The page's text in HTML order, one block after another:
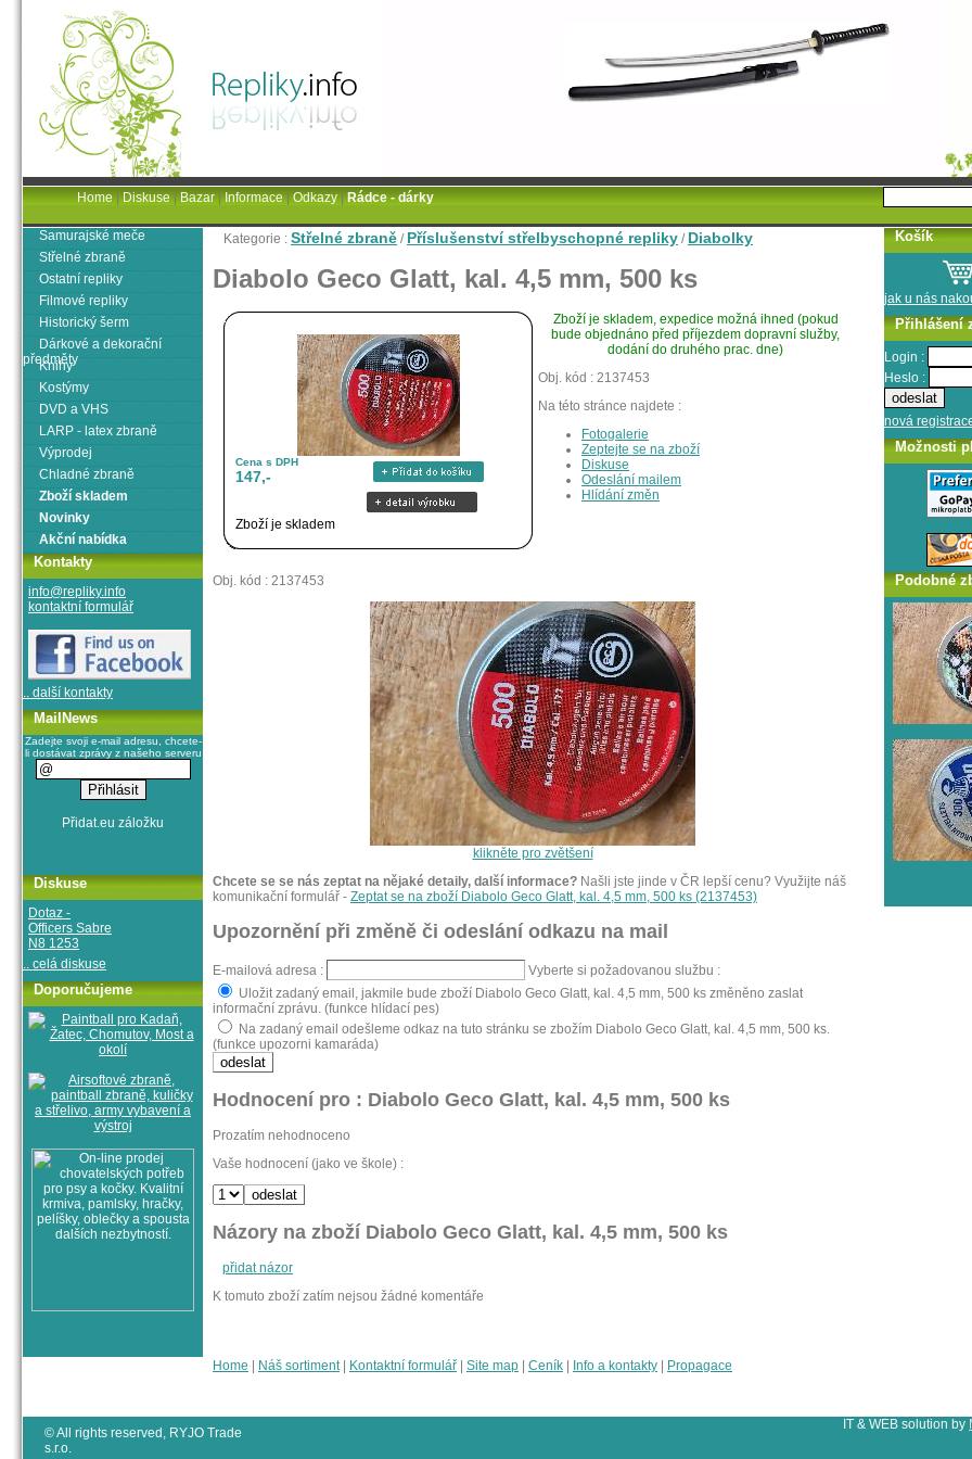
Kategorie : Střelné zbraně / Příslušenství střelbyschopné repliky / Diabolky
Diabolo Geco Glatt, kal. 4,5 mm, 500 ks
Cena s DPH
147,-
Zboží je skladem
Zboží je skladem, expedice možná ihned (pokud
bude objednáno před příjezdem dopravní služby,
dodání do druhého prac. dne)
Obj. kód : 2137453
Na této stránce najdete :
Fotogalerie
Zeptejte se na zboží
Diskuse
Odeslání mailem
Hlídání změn
Obj. kód : 2137453
klikněte pro zvětšení
Chcete se se nás zeptat na nějaké detaily, další informace? Našli jste jinde v ČR lepší cenu? Využijte náš
komunikační formulář - Zeptat se na zboží Diabolo Geco Glatt, kal. 4,5 mm, 500 ks (2137453)
Upozornění při změně či odeslání odkazu na mail
E-mailová adresa :
Vyberte si požadovanou službu :
Uložit zadaný email, jakmile bude zboží Diabolo Geco Glatt, kal. 4,5 mm, 500 ks změněno zaslat
informační zprávu. (funkce hlídací pes)
Na zadaný email odešleme odkaz na tuto stránku se zbožím Diabolo Geco Glatt, kal. 4,5 mm, 500 ks.
(funkce upozorni kamaráda)
Hodnocení pro : Diabolo Geco Glatt, kal. 4,5 mm, 500 ks
Prozatím nehodnoceno
Vaše hodnocení (jako ve škole) :
Názory na zboží Diabolo Geco Glatt, kal. 4,5 mm, 500 ks
přidat názor
K tomuto zboží zatím nejsou žádné komentáře
Home | Náš sortiment | Kontaktní formulář | Site map | Ceník | Info a kontakty | Propagace
Samurajské meče
Střelné zbraně
Ostatní repliky
Filmové repliky
Historický šerm
Dárkové a dekorační
předměty
Knihy
Kostýmy
DVD a VHS
LARP - latex zbraně
Výprodej
Chladné zbraně
Zboží skladem
Novinky
Akční nabídka
Kontakty
info@repliky.info
kontaktní formulář
.. další kontakty
MailNews
Zadejte svoji e-mail adresu, chcete-
li dostávat zprávy z našeho serveru
Diskuse
Dotaz -
Officers Sabre
N8 1253
.. celá diskuse
Doporučujeme
Košík
jak u nás
Přihlášení
Login :
Heslo :
nová
Možnosti
Podobné
Home|Diskuse|Bazar|Informace|Odkazy|Rádce - dárky
© All rights reserved, RYJO Trade
s.r.o.
IT & WEB solution by